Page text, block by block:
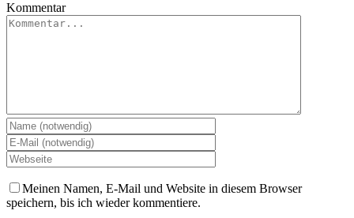
Kommentar
Meinen Namen, E-Mail und Website in diesem Browser
speichern, bis ich wieder kommentiere.